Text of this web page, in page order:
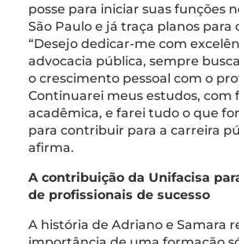
posse para iniciar suas funções
São Paulo e já traça planos para
“Desejo dedicar-me com
advocacia pública, sempre
o crescimento pessoal com o
Continuarei meus estudos, com
acadêmica, e farei tudo o que
para contribuir para a carreira
afirma.
A contribuição da Unifacisa
de profissionais de sucesso
A história de Adriano e Samara